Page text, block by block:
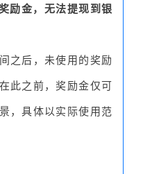
励金，无法提现到银
之后，未使用的奖励
此之前，奖励金仅可
，具体以实际使用范